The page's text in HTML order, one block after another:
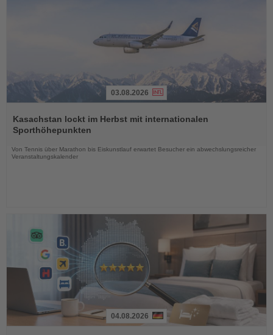
Sie
die
Nachrichten
03.08.2026
Kasachstan lockt im Herbst mit internationalen
Sporthöhepunkten
Von Tennis über Marathon bis Eiskunstlauf erwartet Besucher ein abwechslungsreicher
Veranstaltungskalender
04.08.2026